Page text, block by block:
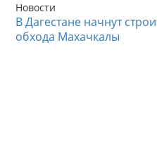
Новости
В Дагестане начнут
обхода Махачкалы